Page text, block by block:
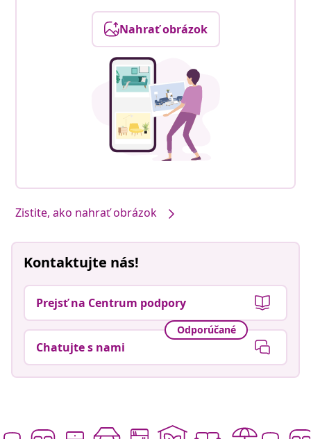
Nahrať obrázok
Zistite, ako nahrať obrázok
Kontaktujte nás!
Prejsť na Centrum podpory
Odporúčané
Chatujte s nami